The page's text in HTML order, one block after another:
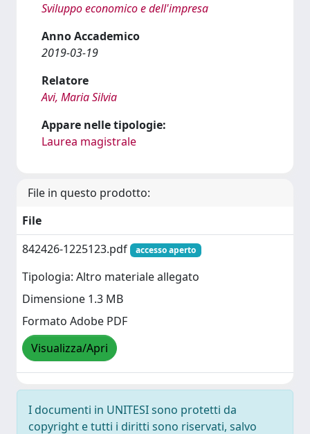
Sviluppo economico e dell'impresa
Anno Accademico
2019-03-19
Relatore
Avi, Maria Silvia
Appare nelle tipologie:
Laurea magistrale
File in questo prodotto:
File
842426-1225123.pdf
accesso aperto
Tipologia: Altro materiale allegato
Dimensione 1.3 MB
Formato Adobe PDF
Visualizza/Apri
I documenti in UNITESI sono protetti da
copyright e tutti i diritti sono riservati, salvo